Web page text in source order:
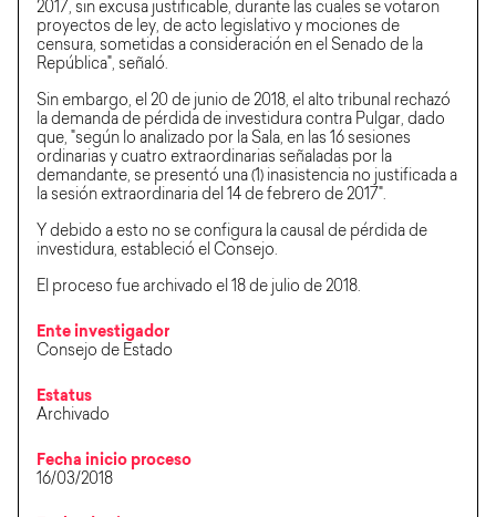
2017, sin excusa justificable, durante las cuales se votaron
proyectos de ley, de acto legislativo y mociones de
censura, sometidas a consideración en el Senado de la
República", señaló.
Sin embargo, el 20 de junio de 2018, el alto tribunal rechazó
la demanda de pérdida de investidura contra Pulgar, dado
que, "según lo analizado por la Sala, en las 16 sesiones
ordinarias y cuatro extraordinarias señaladas por la
demandante, se presentó una (1) inasistencia no justificada a
la sesión extraordinaria del 14 de febrero de 2017".
Y debido a esto no se configura la causal de pérdida de
investidura, estableció el Consejo.
El proceso fue archivado el 18 de julio de 2018.
Ente investigador
Consejo de Estado
Estatus
Archivado
Fecha inicio proceso
16/03/2018